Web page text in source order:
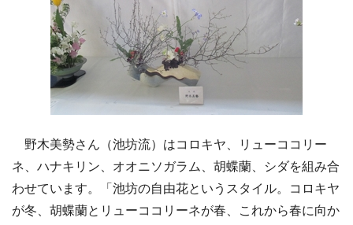
野木美勢さん（池坊流）はコロキヤ、リューココリー
ネ、ハナキリン、オオニソガラム、胡蝶蘭、シダを組み合
わせています。「池坊の自由花というスタイル。コロキヤ
が冬、胡蝶蘭とリューココリーネが春、これから春に向か